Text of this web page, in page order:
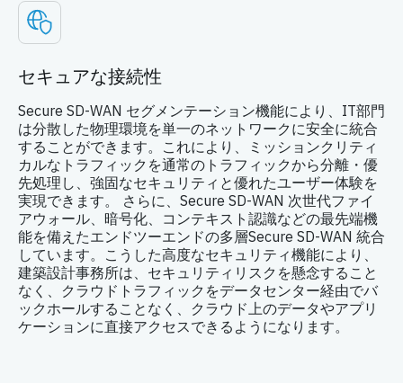
セキュアな接続性
Secure SD-WAN セグメンテーション機能により、IT部門
は分散した物理環境を単一のネットワークに安全に統合
することができます。これにより、ミッションクリティ
カルなトラフィックを通常のトラフィックから分離・優
先処理し、強固なセキュリティと優れたユーザー体験を
実現できます。 さらに、Secure SD-WAN 次世代ファイ
アウォール、暗号化、コンテキスト認識などの最先端機
能を備えたエンドツーエンドの多層Secure SD-WAN 統合
しています。こうした高度なセキュリティ機能により、
建築設計事務所は、セキュリティリスクを懸念すること
なく、クラウドトラフィックをデータセンター経由でバ
ックホールすることなく、クラウド上のデータやアプリ
ケーションに直接アクセスできるようになります。